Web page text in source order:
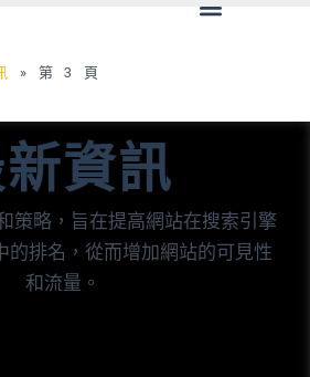
Menu
» 第 3 頁
資訊
策略，旨在提高網站在搜索引擎
的排名，從而增加網站的可見性
和流量。